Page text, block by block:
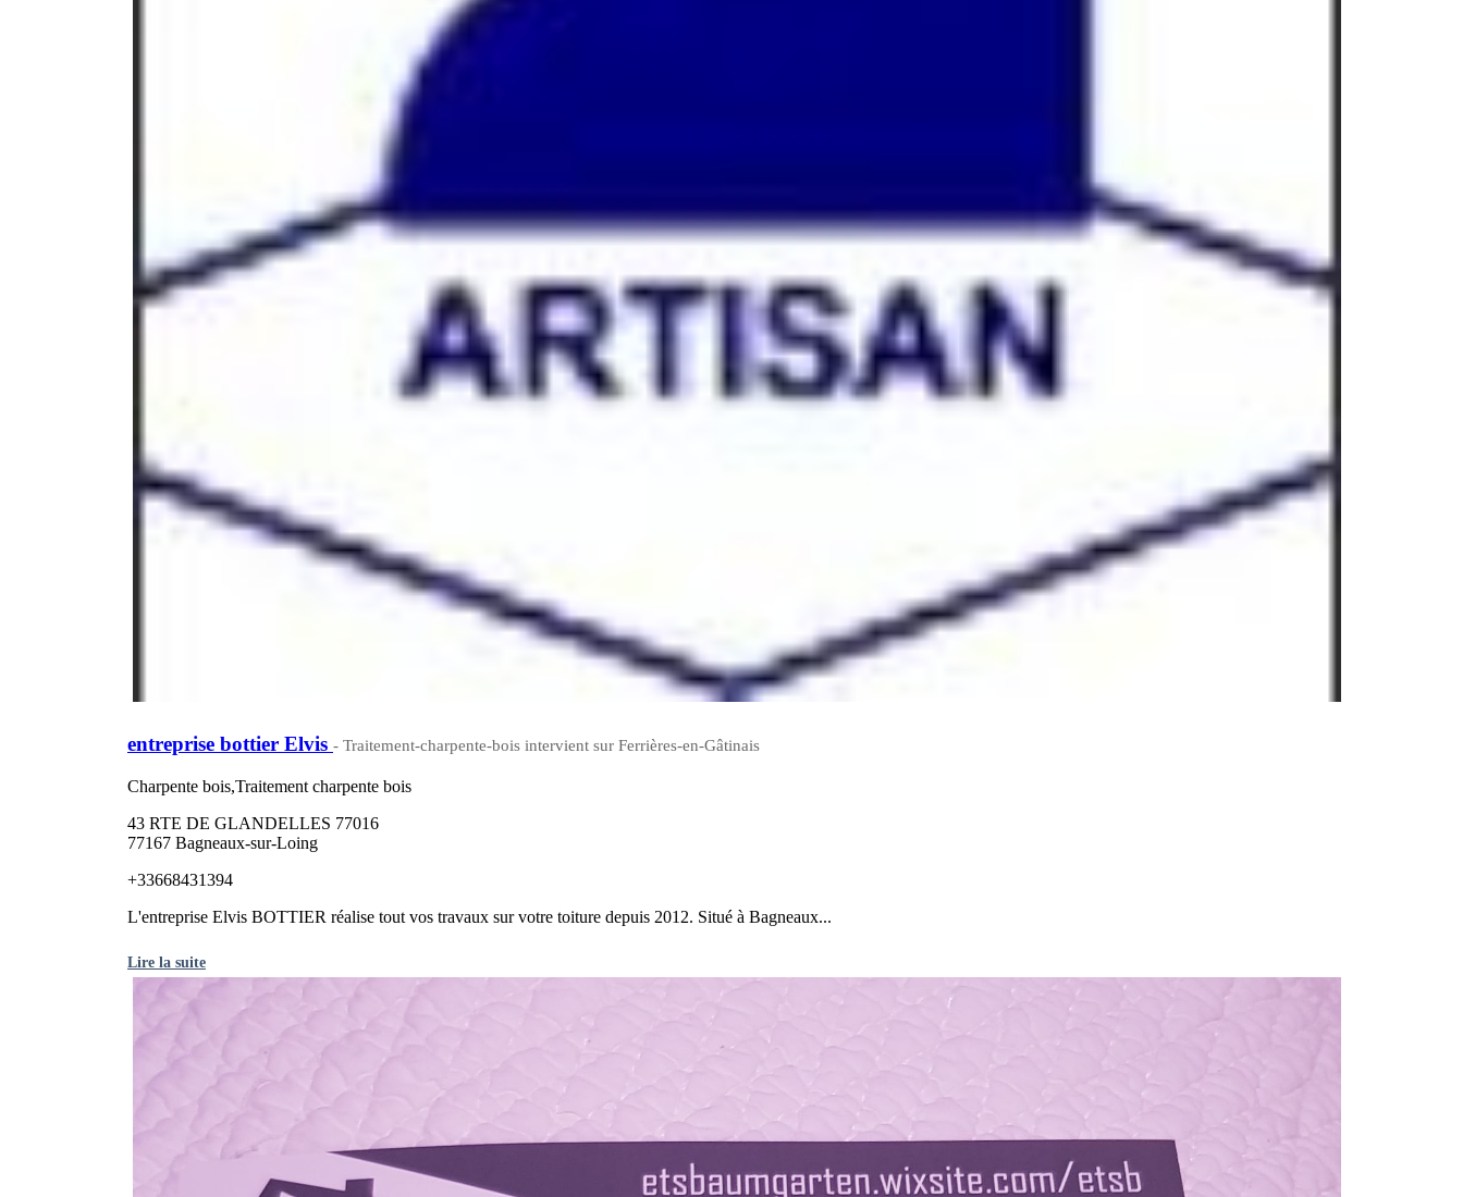
entreprise bottier Elvis - Traitement-charpente-bois intervient sur Ferrières-en-Gâtinais
Charpente bois,Traitement charpente bois
43 RTE DE GLANDELLES 77016
77167 Bagneaux-sur-Loing
+33668431394
L'entreprise Elvis BOTTIER réalise tout vos travaux sur votre toiture depuis 2012. Situé à Bagneaux...
Lire la suite